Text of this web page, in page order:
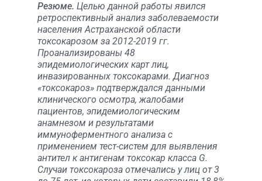
Резюме. Целью данной работы явился
ретроспективный анализ заболеваемости
населения Астраханской области
токсокарозом за 2012-2019 гг.
Проанализированы 48
эпидемиологических карт лиц,
инвазированных токсокарами. Диагноз
«токсокароз» подтверждался данными
клинического осмотра, жалобами
пациентов, эпидемиологическим
анамнезом и результатами
иммуноферментного анализа с
применением тест-систем для выявления
антител к антигенам токсокар класса G.
Случаи токсокароза отмечались у лиц от 3